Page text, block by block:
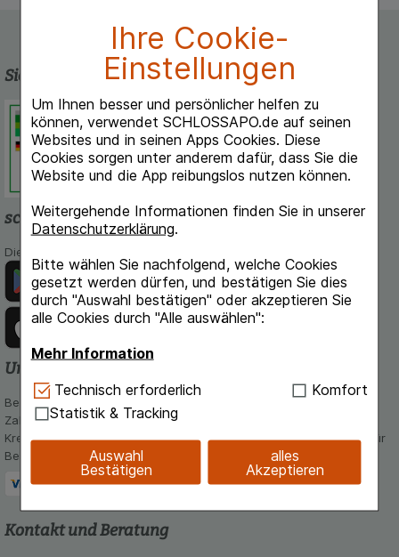
Ihre Cookie-
Einstellungen
Um Ihnen besser und persönlicher helfen zu
können, verwendet SCHLOSSAPO.de auf seinen
Websites und in seinen Apps Cookies. Diese
Cookies sorgen unter anderem dafür, dass Sie die
Website und die App reibungslos nutzen können.
Weitergehende Informationen finden Sie in unserer
Datenschutzerklärung.
Bitte wählen Sie nachfolgend, welche Cookies
gesetzt werden dürfen, und bestätigen Sie dies
durch "Auswahl bestätigen" oder akzeptieren Sie
alle Cookies durch "Alle auswählen":
Mehr Information
Technisch Notwendig:Hierbei handelt es sich um
Cookies, die für die Grundfunktionen unserer
Website notwendig sind (z.B. Navigation,
Warenkorb, Kundenkonto), weshalb auf diese nicht
verzichtet werden kann.
Einkaufserlebnis noch ansprechender zu gestalten,
beispielsweise für die Wiedererkennung des
Technisch erforderlich
Komfort
Statistik & Tracking
Auswahl
Bestätigen
alles
Akzeptieren
Sicherheit und Qualität
Schlossapo.de ist registriert beim
Deutschen Institut für Medizinische
Dokumentation und Information.
schlossapo.de-App
Die App von schlossapo.de jetzt mit E-Rezept-Scanner
Unsere Zahlungsarten
Bequem und sicher - Wählen Sie aus unseren verschiedenen
Zahlungsmöglichkeiten:
Kreditkarte, PayPal,Vorkasse, iDeal, Bancontact und Rechnung (für
Bestandskunden)
Kontakt und Beratung